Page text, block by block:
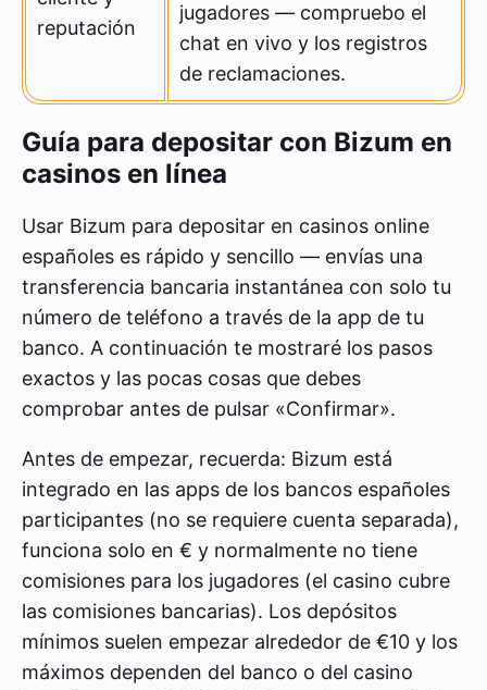
reputación
jugadores — compruebo el
chat en vivo y los registros
de reclamaciones.
Guía para depositar con Bizum en
casinos en línea
Usar Bizum para depositar en casinos online
españoles es rápido y sencillo — envías una
transferencia bancaria instantánea con solo tu
número de teléfono a través de la app de tu
banco. A continuación te mostraré los pasos
exactos y las pocas cosas que debes
comprobar antes de pulsar «Confirmar».
Antes de empezar, recuerda: Bizum está
integrado en las apps de los bancos españoles
participantes (no se requiere cuenta separada),
funciona solo en € y normalmente no tiene
comisiones para los jugadores (el casino cubre
las comisiones bancarias). Los depósitos
mínimos suelen empezar alrededor de €10 y los
máximos dependen del banco o del casino